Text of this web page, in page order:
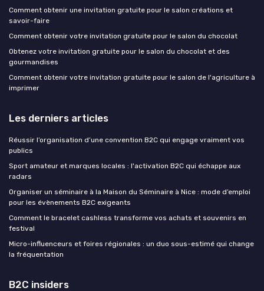
Comment obtenir une invitation gratuite pour le salon créations et
savoir-faire
Comment obtenir votre invitation gratuite pour le salon du chocolat
Obtenez votre invitation gratuite pour le salon du chocolat et des
gourmandises
Comment obtenir votre invitation gratuite pour le salon de l'agriculture à
imprimer
Les derniers articles
Réussir l’organisation d’une convention B2C qui engage vraiment vos
publics
Sport amateur et marques locales : l'activation B2C qui échappe aux
radars
Organiser un séminaire à la Maison du Séminaire à Nice : mode d’emploi
pour les évènements B2C exigeants
Comment le bracelet cashless transforme vos achats et souvenirs en
festival
Micro-influenceurs et foires régionales : un duo sous-estimé qui change
la fréquentation
B2C insiders